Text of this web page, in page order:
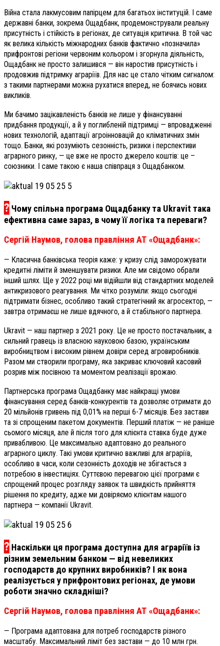
Війна стала лакмусовим папірцем для багатьох інституцій. І саме
державні банки, зокрема Ощадбанк, продемонстрували реальну
присутність і стійкість в регіонах, де ситуація критична. В той час
як велика кількість міжнародних банків фактично «позначила»
прифронтові регіони червоним кольором і згорнула діяльність,
Ощадбанк не просто залишився — він наростив присутність і
продовжив підтримку аграріїв. Для нас це стало чітким сигналом:
з такими партнерами можна рухатися вперед, не боячись нових
викликів.
Ми бачимо зацікавленість банків не лише у фінансуванні
придбання продукції, а й у поглибленій підтримці — впровадженні
нових технологій, адаптації агроінновацій до кліматичних змін
тощо. Банки, які розуміють сезонність, ризики і перспективи
аграрного ринку, — це вже не просто джерело коштів: це –
союзники. І саме такою є наша співпраця з Ощадбанком.
? Чому спільна програма Ощадбанку та Ukravit така
ефективна саме зараз, в чому її логіка та переваги?
Сергій Наумов, голова правління АТ «Ощадбанк»:
— Класична банківська теорія каже: у кризу слід заморожувати
кредитні ліміти й зменшувати ризики. Але ми свідомо обрали
інший шлях. Ще у 2022 році ми відійшли від стандартних моделей
антикризового реагування. Ми чітко розуміли: якщо сьогодні
підтримати бізнес, особливо такий стратегічний як агросектор, —
завтра отримаєш не лише вдячного, а й стабільного партнера.
Ukravit — наш партнер з 2021 року. Це не просто постачальник, а
сильний гравець із власною науковою базою, українським
виробництвом і високим рівнем довіри серед агровиробників.
Разом ми створили програму, яка закриває ключовий касовий
розрив між посівною та моментом реалізації врожаю.
Партнерська програма Ощадбанку має найкращі умови
фінансування серед банків-конкурентів та дозволяє отримати до
20 мільйонів гривень під 0,01% на перші 6-7 місяців. Без застави
та зі спрощеним пакетом документів. Перший платіж — не раніше
сьомого місяця, але й після того для клієнта ставка буде дуже
привабливою. Це максимально адаптовано до реального
аграрного циклу. Такі умови критично важливі для аграріїв,
особливо в часи, коли сезонність доходів не збігається з
потребою в інвестиціях. Суттєвою перевагою цієї програми є
спрощений процес розгляду заявок та швидкість прийняття
рішення по кредиту, адже ми довіряємо клієнтам нашого
партнера — компанії Ukravit.
? Наскільки ця програма доступна для аграріїв із
різним земельним банком — від невеликих
господарств до крупних виробників? І як вона
реалізується у прифронтових регіонах, де умови
роботи значно складніші?
Сергій Наумов, голова правління АТ «Ощадбанк»:
— Програма адаптована для потреб господарств різного
масштабу. Максимальний ліміт без застави — до 10 млн грн.